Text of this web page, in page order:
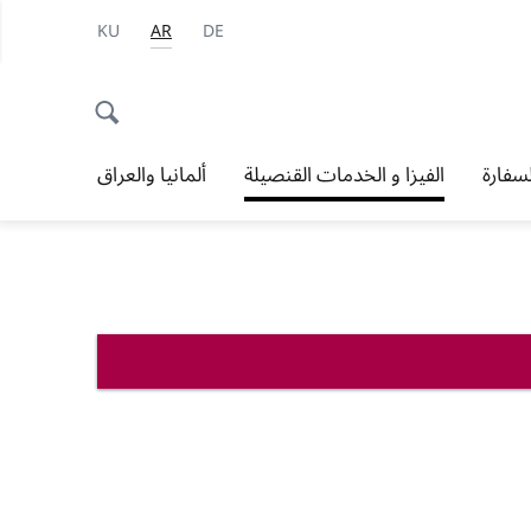
DE
AR
KU
الفيزا و الخدمات القنصيلة ألمانيا والعراق